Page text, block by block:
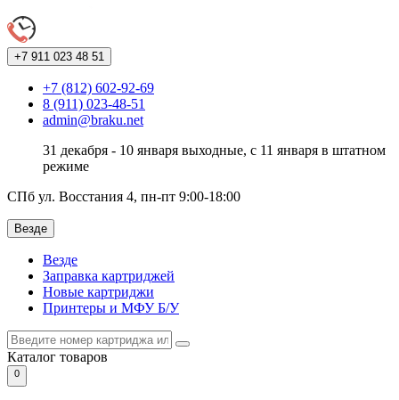
+7 911 023 48 51
+7 (812) 602-92-69
8 (911) 023-48-51
admin@braku.net
31 декабря - 10 января выходные, с 11 января в штатном
режиме
СПб ул. Восстания 4, пн-пт 9:00-18:00
Везде
Везде
Заправка картриджей
Новые картриджи
Принтеры и МФУ Б/У
Каталог товаров
0